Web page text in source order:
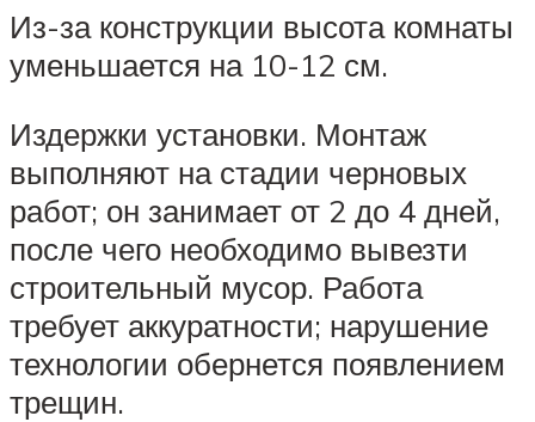
Из-за конструкции высота комнаты
уменьшается на 10-12 см.
Издержки установки. Монтаж
выполняют на стадии черновых
работ; он занимает от 2 до 4 дней,
после чего необходимо вывезти
строительный мусор. Работа
требует аккуратности; нарушение
технологии обернется появлением
трещин.